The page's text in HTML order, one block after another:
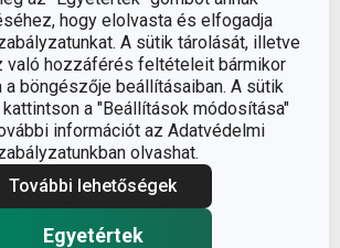
hogy elolvasta és elfogadja
A sütik tárolását, illetve
való hozzáférés feltételeit bármikor
a böngészője beállításaiban. A sütik
a "Beállítások módosítása"
információt az Adatvédelmi
olvashat.
További lehetőségek
Egyetértek